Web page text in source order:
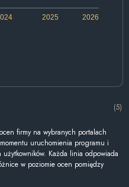
2026
2025
(5)
firmy na wybranych portalach
uruchomienia programu i
Każda linia odpowiada
w poziomie ocen pomiędzy